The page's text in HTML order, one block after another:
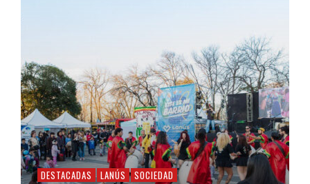
DESTACADAS LANÚS SOCIEDAD